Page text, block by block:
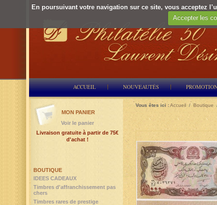
En poursuivant votre navigation sur ce site, vous acceptez
Accepter les
ACCUEIL NOUVEAUTÉS
Vous êtes ici :Accueil / Boutique
BOUTIQUE
IDEES CADEAUX
Timbres d'affranchissement pas
chers
Timbres rares de prestige
MON PANIER
Voir le panier
Livraison gratuite à partir de 75€
d'achat !